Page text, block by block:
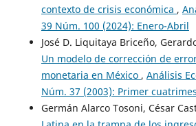
contexto de crisis económica ,
39 Núm. 100 (2024): Enero-Abril
José D. Liquitaya Briceño,
Un modelo de corrección de
monetaria en México , Análisis
Núm. 37 (2003): Primer
Germán Alarco Tosoni, César